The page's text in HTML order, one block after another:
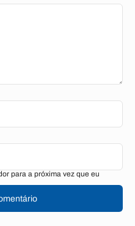
para a próxima vez que eu